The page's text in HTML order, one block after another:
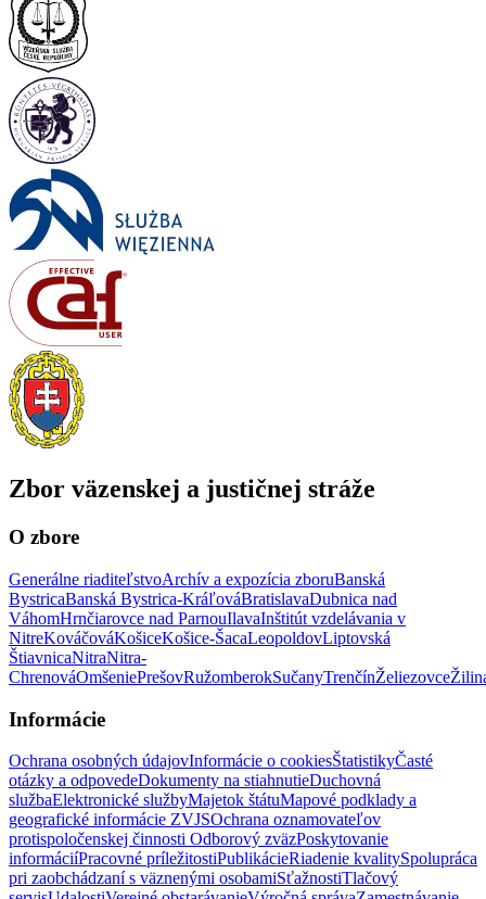
Zbor väzenskej a justičnej stráže
O zbore
Generálne riaditeľstvoArchív a expozícia zboruBanská
BystricaBanská Bystrica-KráľováBratislavaDubnica nad
VáhomHrnčiarovce nad ParnouIlavaInštitút vzdelávania v
NitreKováčováKošiceKošice-ŠacaLeopoldovLiptovská
ŠtiavnicaNitraNitra-
ChrenováOmšeniePrešovRužomberokSučanyTrenčínŽeliezovce
Informácie
Ochrana osobných údajovInformácie o cookiesŠtatistikyČasté
otázky a odpovedeDokumenty na stiahnutieDuchovná
službaElektronické službyMajetok štátuMapové podklady a
geografické informácie ZVJSOchrana oznamovateľov
protispoločenskej činnosti Odborový zväzPoskytovanie
informáciíPracovné príležitostiPublikácieRiadenie kvalitySpolupráca
pri zaobchádzaní s väznenými osobamiSťažnostiTlačový